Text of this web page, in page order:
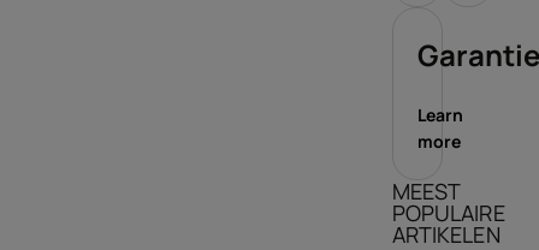
Learn
more
MEEST
POPULAIRE
ARTIKELEN